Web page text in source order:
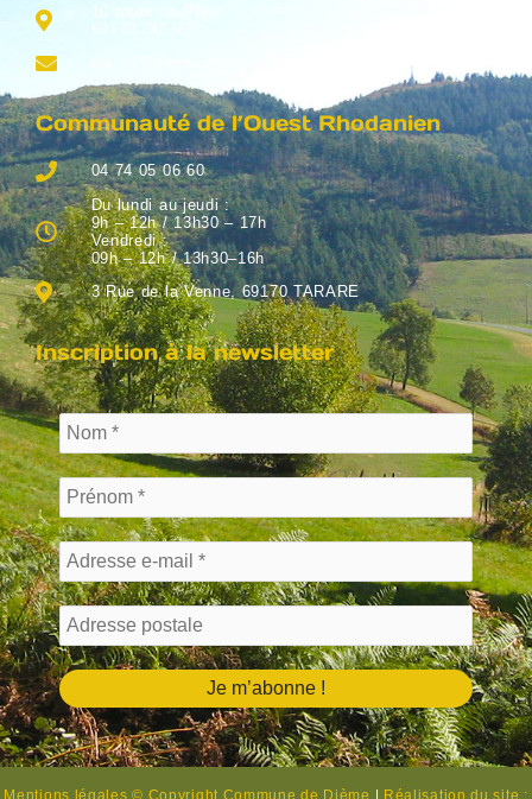
10 route de Pépy
69170 DIEME
Communauté de l’Ouest Rhodanien
04 74 05 06 60
Du lundi au jeudi :
9h – 12h / 13h30 – 17h
Vendredi :
09h – 12h / 13h30–16h
3 Rue de la Venne, 69170 TARARE
Inscription à la newsletter
Mentions légales © Copyright Commune de Dième Réalisation du site :